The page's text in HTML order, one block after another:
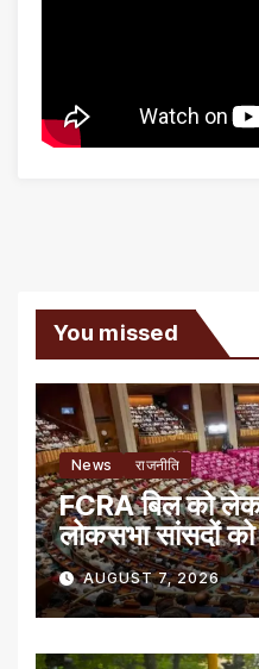
You missed
News राजनीति
FCRA बिल को
लोकसभा सांसदों को
AUGUST 7, 2026